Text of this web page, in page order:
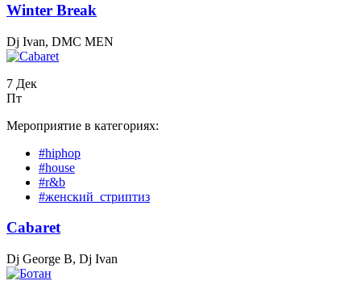
Winter Break
Dj Ivan, DMC MEN
7 Дек
Пт
Мероприятие в категориях:
#hiphop
#house
#r&b
#женский_стриптиз
Cabaret
Dj George B, Dj Ivan